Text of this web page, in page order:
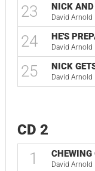
23 NICK AND
David Arnold
24 HE'S
David Arnold
25 NICK
David Arnold
CD 2
1 CHEWING
David Arnold